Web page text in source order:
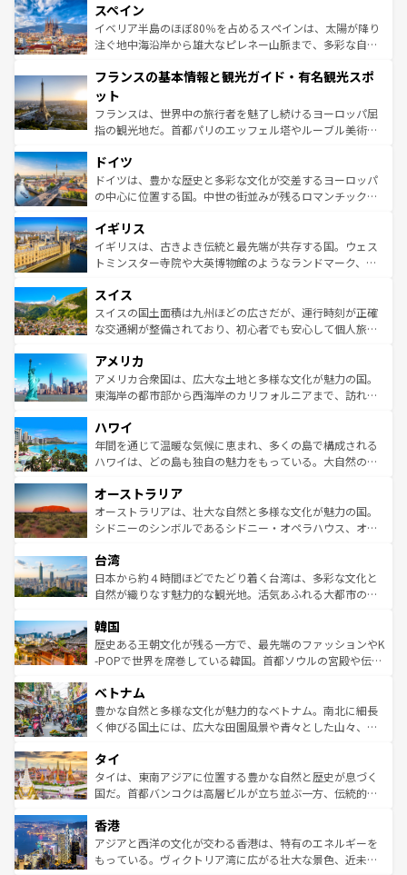
ろん、トスカーナの美しい田園風景やアマルフィ海岸の絶
景など、自然景観も見逃せない。観光の合間には、本場の
ピザやパスタなど、絶品のイタリア料理を堪能することも
ませてくれるイタリアで、忘れられない旅をしてみよう！
なお、新着のイタリア情報は
しい。
スペイン
イベリア半島のほぼ80％を占めるスペインは、太陽が降り
注ぐ地中海沿岸から雄大なピレネー山脈まで、多彩な自然
文化が根付くこの国では、情熱的なフラメンコ、熱気あふ
れる闘牛、そして美味しいタパスが生活の一部となってい
る。首都マドリードの洗練された雰囲気や、バルセロナの
アートに溢れた街角から、地方では古代ローマ遺跡や中世
せる。地方によって風土や気候が異なるスペインはその個
性で訪れる人を魅了する。 なお、新着のスペイン情報は コ
ンテンツ一覧を参照してほしい。
フランスの基本情報と観光ガイド・有名観光スポ
ット
フランスは、世界中の旅行者を魅了し続けるヨーロッパ屈
指の観光地だ。首都パリのエッフェル塔やルーブル美術館
で、幅広い魅力が詰まっている。華麗な宮殿、歴史的な大
聖堂、美しいビーチ、そして豊かな自然が、訪れる者を心
から魅了する。また、フランスは美食の国としても知ら
いる。シャンパンの発祥地であるランス、プロヴァンスの
香り高いラベンダー畑など、多彩な楽しみ方が可能だ。さ
らに、パリ以外の地域にも魅力が溢れており、どの街角に
れる地方に足を運ぶとそれぞれで全く異なる文化を体験で
きるだろう。 なお、新着のフランス情報はコンテンツ一覧
を参照してほしい。
ドイツ
ドイツは、豊かな歴史と多彩な文化が交差するヨーロッパ
の中心に位置する国。中世の街並みが残るロマンチック街
顔を持つこの国は、どこを歩いても飽きることがない。ベ
ルリンの文化的活気、バイエルン州のアルプスの絶景、そ
してライン川沿いのワイン畑といった風景は必見。ビール
は、お酒好きな人にはぜひ体験してほしい。 なお、新着の
ドイツ情報はコンテンツ一覧を参照してほしい。
イギリス
イギリスは、古きよき伝統と最先端が共存する国。ウェス
トミンスター寺院や大英博物館のようなランドマーク、歴
リアごとに異なる魅力がある。また、優雅なアフタヌーン
ティー、ビール好きにはたまらない英国パブ、サッカー観
戦など、本場だからこそできる体験も豊富。イギリスを旅
ンツ一覧を参照してほしい。
スイス
スイスの国土面積は九州ほどの広さだが、運行時刻が正確
な交通網が整備されており、初心者でも安心して個人旅行
の建物がそのまま残る町や、スイスならではのユニークな
博物館もあり、アルプス観光だけでなく町歩きも満喫する
ことができる。国民の所得が高いため物価も高いが、旅行
ば市内交通費無料で観光を楽しむこともできる。 なお、新
着のスイス情報はコンテンツ一覧 を参照してほしい。
アメリカ
アメリカ合衆国は、広大な土地と多様な文化が魅力の国。
東海岸の都市部から西海岸のカリフォルニアまで、訪れる
のような巨大都市は、観光、ショッピング、エンターテイ
ンメントが詰まった刺激的なスポットだ。一方、アメリカ
西部には大自然が広がり、グランドキャニオンやイエロー
部のニューオーリンズでは、音楽と美食が融合した独特の
文化が魅力。旅行者はアメリカの各地域で異なる魅力を楽
しみながら、その多様性と豊かな歴史を感じることができ
ならではの贅沢な旅のスタイルだ。 なお、新着のアメリカ
情報はコンテンツ一覧を参照してほしい。
ハワイ
年間を通じて温暖な気候に恵まれ、多くの島で構成される
ハワイは、どの島も独自の魅力をもっている。大自然の神
ワイ島は見逃せない。また、定番の観光地といえばオアフ
島だが、静かな自然を求めるならマウイ島やカウアイ島が
おすすめ。エメラルドグリーンに輝く海をはじめ、豊かな
れるおもてなしの心で訪れる人々を迎えてくれるハワイの
人々、おいしいローカルフードやハワイアンミュージッ
ク、伝統的なフラダンスなど、すべてがハワイの魅力を彩
ワイを、存分に味わってほしい。 なお、新着のハワイ情報
はコンテンツ一覧を参照してほしい。
オーストラリア
オーストラリアは、壮大な自然と多様な文化が魅力の国。
シドニーのシンボルであるシドニー・オペラハウス、オー
リアリーフや大陸中央部にそびえるウルル（エアーズロッ
ク）、タスマニアの美しい原生林やケアンズの熱帯雨林な
ど、見どころがたくさん。また、カフェやワイン、オージ
いる。アクティビティも充実しており、サーフィンやダイ
ビング、ハイキングなど、アウトドア好きにはたまらな
い。オーストラリアの多彩な魅力を存分に味わいつくそ
参照してほしい。
台湾
日本から約４時間ほどでたどり着く台湾は、多彩な文化と
自然が織りなす魅力的な観光地。活気あふれる大都市の台
ン）、静ひつな山岳地帯である台湾東部など、都市の喧騒
と山間の静けさが共存しており、訪れる人に新しい発見と
驚きをもたらしてくれる。また、奥深い台湾の食文化も魅
容にもいいと評判のスイーツなど、バラエティ豊かな料理
が味わえる。 なお、新着の台湾情報は コンテンツ一覧を参
照してほしい。
韓国
歴史ある王朝文化が残る一方で、最先端のファッションやK
-POPで世界を席巻している韓国。首都ソウルの宮殿や伝統
き、地方に足を延ばせば四季折々の自然美を楽しむことが
できる。そして、キムチや焼肉、絶品のストリートフード
まで、さまざまな韓国料理が待っている。夜には、韓国な
リティに包まれながら、韓国の多彩な魅力を心ゆくまで味
わってみてほしい。 なお、新着の韓国情報はコンテンツ一
覧を参照してほしい。
ベトナム
豊かな自然と多様な文化が魅力的なベトナム。南北に細長
く伸びる国土には、広大な田園風景や青々とした山々、世
急速な発展と共に伝統が息づく。ハノイの古い町並みやホ
ーチミン市のフランス統治時代の建物も、独特の雰囲気を
醸し出している。また、バラエティの豊かさとおいしさで
とつ。フォーやバインミー、ベトナムコーヒーなどは、ぜ
ひ現地で味わいたい。どの地域を訪れてもあたたかい人々
が旅行者を迎えてくれるので、きっと忘れられない旅にな
タイ
タイは、東南アジアに位置する豊かな自然と歴史が息づく
国だ。首都バンコクは高層ビルが立ち並ぶ一方、伝統的な
の活気が交差している。北部ではチェンマイなどの山岳地
帯で自然と触れ合い、南部ではプーケットやクラビの美し
いビーチでリゾート気分を楽しむことができる。タイ料理
香港
アジアと西洋の文化が交わる香港は、特有のエネルギーを
もっている。ヴィクトリア湾に広がる壮大な景色、近未来